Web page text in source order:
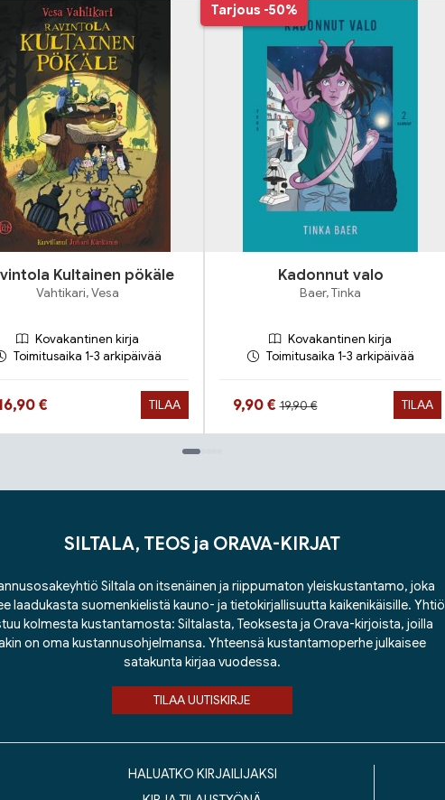
Kultainen pökäle
Vahtikari, Vesa
Kovakantinen kirja
Toimitusaika 1-3 arkipäivää
nyt
€ TILAA
Tarjous -50%
Kadonnut valo
Baer, Tinka
Kovakantinen kirja
Toimitusaika 1-3 arkipäivää
Hinta nyt
9,90 €Hinta aiemmin
19,90 € TILAA
SILTALA, TEOS ja ORAVA-KIRJAT
Siltala on itsenäinen ja riippumaton yleiskustantamo, joka
laadukasta suomenkielistä kauno- ja tietokirjallisuutta kaikenikäisille. Yhtiö
kolmesta kustantamosta: Siltalasta, Teoksesta ja Orava-kirjoista, joilla
on oma kustannusohjelmansa. Yhteensä kustantamoperhe julkaisee
satakunta kirjaa vuodessa.
TILAA UUTISKIRJE
HALUATKO KIRJAILIJAKSI